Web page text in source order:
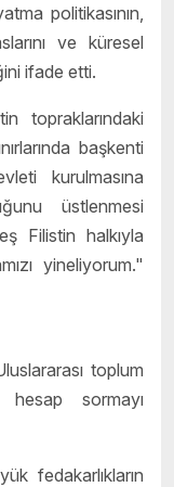
politikasının,
ve küresel
ifade etti.
topraklarındaki
başkenti
kurulmasına
üstlenmesi
Filistin halkıyla
yineliyorum."
toplum
hesap sormayı
fedakarlıkların